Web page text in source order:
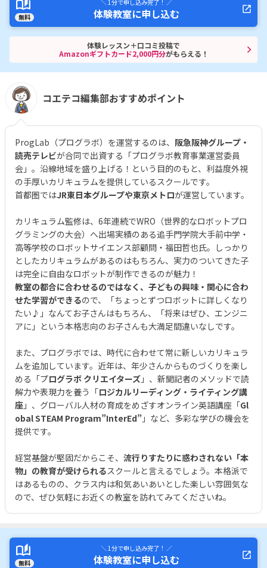
無料
＼ 1分で申し込み完了！ ／
体験教室に申し込む
体験レッスン＋口コミ投稿で
Amazonギフトカード2,000円分がもらえる！
コエテコ編集部おすすめポイント
ProgLab（プログラボ）を運営するのは、 阪急阪神グループ・
読売テレビが合同で出資する「プログラボ教育事業運営委員
会」。沿線地域を盛り上げる！という目的のもと、利益度外視
の手厚いカリキュラムを提供しているスクールです。
首都圏ではJR東日本グループや東京メトロが運営しています。
カリキュラム監修は、6年連続でWRO（世界的なロボットプロ
グラミングの大会）へ出場実績のある追手門学院大手前中学・
高等学校のロボットサイエンス部顧問・福田哲也氏。しっかり
としたカリキュラムがあるのはもちろん、実力のついてきた子
は完全に自由なロボットが制作できるのが魅力！
教室の都合に合わせるのではなく、子どもの興味・関心に合わ
せた学習ができるので、「ちょっとずつロボットに詳しくなり
たい♪」なんてお子さんはもちろん、「将来はぜひ、エンジニ
アに」という本格志向のお子さんも大満足間違いなしです。
また、プログラボでは、時代に合わせて常に新しいカリキュラ
ムを追加しています。近年は、年少さんからものづくりを楽し
める「プログラボ クリエイターズ 」、新聞記者のメソッドで読
解力や表現力を養う「ロジカルリーディング・ライティング講
座 」、グローバル人材の育成をめざすオンライン英語講座「Gl
obal STEAM Program”InterEd” 」など、多彩な学びの機会を
提供です。
経営基盤が堅固だからこそ、 流行りすたりに惑わされない「本
物」の教育が受けられるスクールと言えるでしょう。本格派で
はあるものの、クラス内は和気あいあいとした楽しい雰囲気な
ので、ぜひ気軽にお近くの教室を訪れてみてくださいね。
無料
＼ 1分で申し込み完了！ ／
体験教室に申し込む